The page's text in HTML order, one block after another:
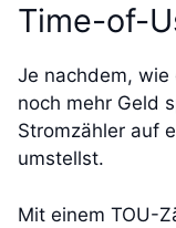
Time-of-
Je nachdem,
noch mehr Geld
Stromzähler auf
umstellst.
Mit einem TOU-